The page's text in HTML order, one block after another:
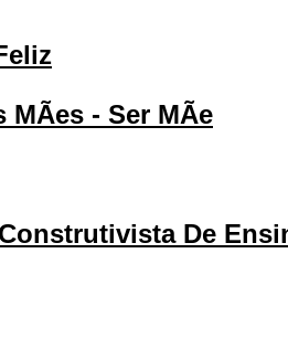
MÃes - Ser MÃe
De